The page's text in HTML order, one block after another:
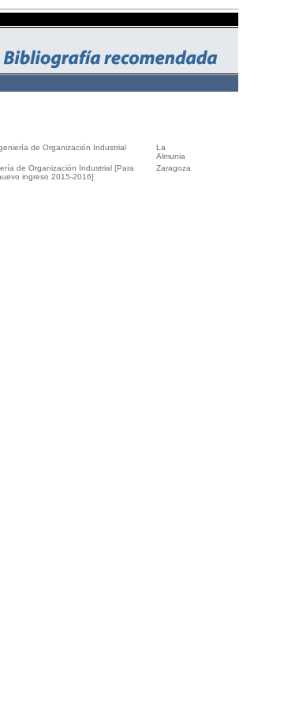
de Organización Industrial
La
Almunia
de Organización Industrial [Para
ingreso 2015-2016]
Zaragoza